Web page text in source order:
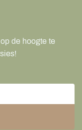
de hoogte te